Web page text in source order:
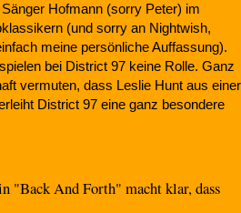
Hofmann (sorry Peter) im
(und sorry an Nightwish,
meine persönliche Auffassung).
bei District 97 keine Rolle. Ganz
vermuten, dass Leslie Hunt aus einer
District 97 eine ganz besondere
"Back And Forth" macht klar, dass